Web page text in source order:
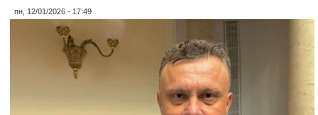
пн, 12/01/2026 - 17:49